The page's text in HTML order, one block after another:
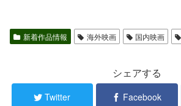
新着作品情報 海外映画 国内映画
シェアする
Twitter Facebook